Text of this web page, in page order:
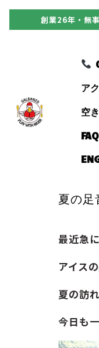
創業26年・無
ア
空
FAQ
アクティビティ
料金
ガイド紹介
お問い合わせ
夏の足
最近急
アイス
夏の訪
今日も